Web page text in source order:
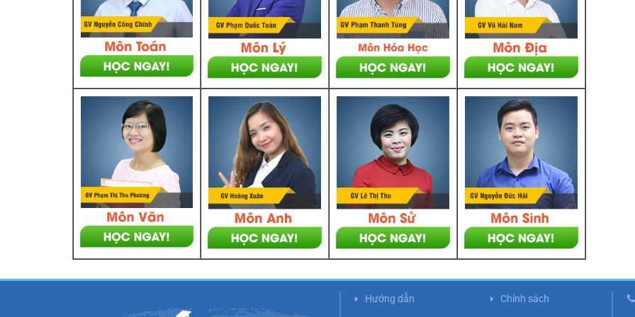
Hướng dẫn Chính sách